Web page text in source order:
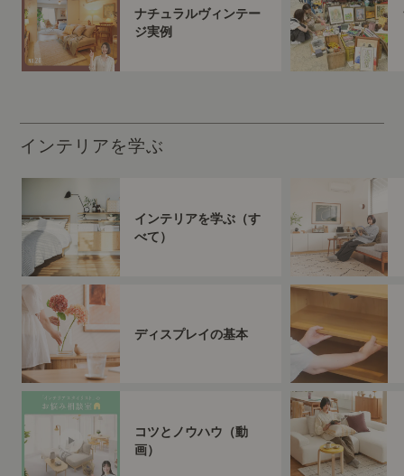
ナチュラルヴィンテー
ジ実例
インテリアを学ぶ
インテリアを学ぶ（す
べて）
ディスプレイの基本
コツとノウハウ（動
画）